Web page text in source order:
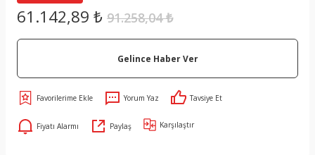
61.142,89 ₺ 91.258,04 ₺
Gelince Haber Ver
Yorum Yaz Tavsiye Et
Fiyatı Alarmı Paylaş Karşılaştır